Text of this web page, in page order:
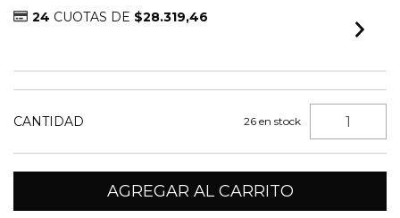
24 CUOTAS DE $28.319,46
CANTIDAD 26 en stock